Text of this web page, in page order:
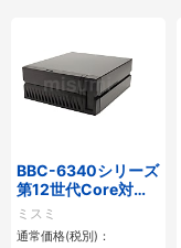
BBC-6340シリーズ
第12世代Core対応
小型フロアマウント
PC2PCI/2PCIe
ミスミ
通常価格(税別)：